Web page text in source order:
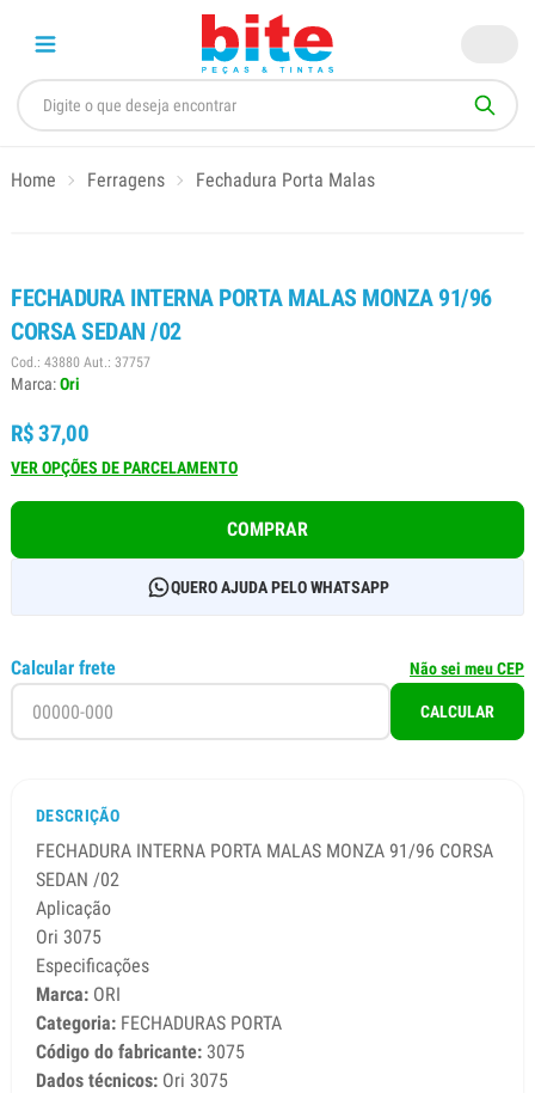
Home Ferragens Fechadura Porta Malas
FECHADURA INTERNA PORTA MALAS MONZA 91/96
CORSA SEDAN /02
Cod.: 43880 Aut.: 37757
Marca:Ori
R$ 37,00
VER OPÇÕES DE PARCELAMENTO
COMPRAR
QUERO AJUDA PELO WHATSAPP
Calcular frete Não sei meu CEP
CALCULAR
DESCRIÇÃO
FECHADURA INTERNA PORTA MALAS MONZA 91/96 CORSA
SEDAN /02
Aplicação
Ori 3075
Especificações
Marca: ORI
Categoria: FECHADURAS PORTA
Código do fabricante: 3075
Dados técnicos: Ori 3075